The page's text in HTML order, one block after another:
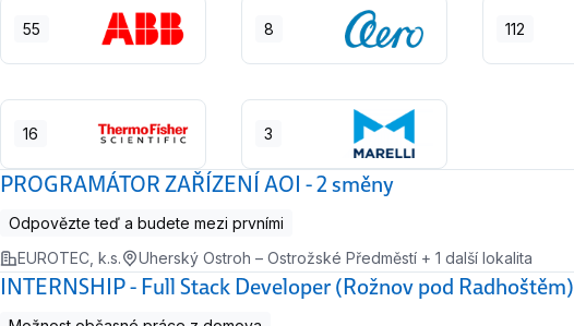
55 8 112
16 3
PROGRAMÁTOR ZAŘÍZENÍ AOI - 2 směny
Odpovězte teď a budete mezi prvními
EUROTEC, k.s.
Uherský Ostroh – Ostrožské Předměstí + 1 další lokalita
INTERNSHIP - Full Stack Developer (Rožnov pod Radhoštěm)